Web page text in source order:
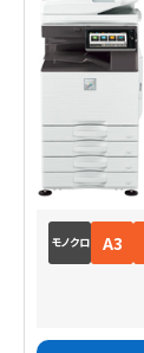
モノクロ A3